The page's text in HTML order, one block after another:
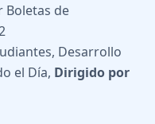
Boletas de
Desarrollo
el Día, Dirigido por